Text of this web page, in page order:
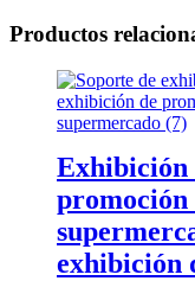
Productos
Exhibición
promoción
exhibición